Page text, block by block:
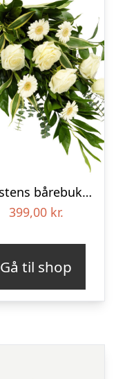
Floristens bårebuket – Hvide nuancer
399,00 kr.
Gå til shop